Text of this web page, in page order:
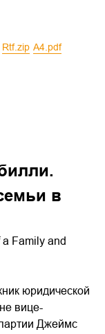
rtf.zip
a4.pdf
в
Family and
юридической
вице-
Джеймс